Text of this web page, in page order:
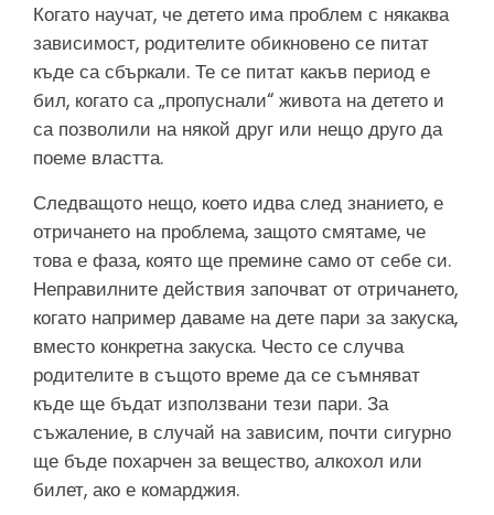
Когато научат, че детето има проблем с някаква
зависимост, родителите обикновено се питат
къде са сбъркали. Те се питат какъв период е
бил, когато са „пропуснали“ живота на детето и
са позволили на някой друг или нещо друго да
поеме властта.
Следващото нещо, което идва след знанието, е
отричането на проблема, защото смятаме, че
това е фаза, която ще премине само от себе си.
Неправилните действия започват от отричането,
когато например даваме на дете пари за закуска,
вместо конкретна закуска. Често се случва
родителите в същото време да се съмняват
къде ще бъдат използвани тези пари. За
съжаление, в случай на зависим, почти сигурно
ще бъде похарчен за вещество, алкохол или
билет, ако е комарджия.